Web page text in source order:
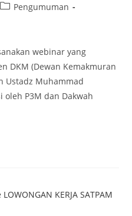
PostPengumuman
webinar yang
DKM (Dewan Kemakmuran
Ustadz Muhammad
P3M dan Dakwah